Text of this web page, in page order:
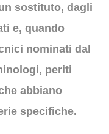
sostituto, dagli
e, quando
nominati dal
periti
abbiano
specifiche.